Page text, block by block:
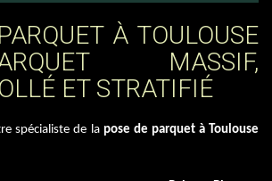
À TOULOUSE
MASSIF,
ET STRATIFIÉ
spécialiste de la pose de parquet à Toulouse